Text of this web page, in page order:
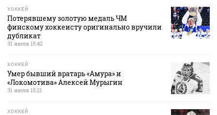
ХОККЕЙ
Потерявшему золотую медаль ЧМ
финскому хоккеисту оригинально вручили
дубликат
31 июля 15:42
ХОККЕЙ
Умер бывший вратарь «Амура» и
«Локомотива» Алексей Мурыгин
31 июля 15:21
ХОККЕЙ